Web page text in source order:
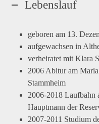
Lebenslauf
geboren am 13.
aufgewachsen in
verheiratet mit Klara
2006 Abitur am
Stammheim
2006-2018 Laufbahn
Hauptmann der
2007-2011 Studium